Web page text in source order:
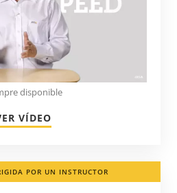
disponible
VÍDEO
POR UN INSTRUCTOR